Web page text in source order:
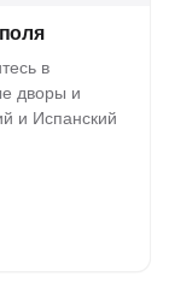
в
дворы и
и Испанский